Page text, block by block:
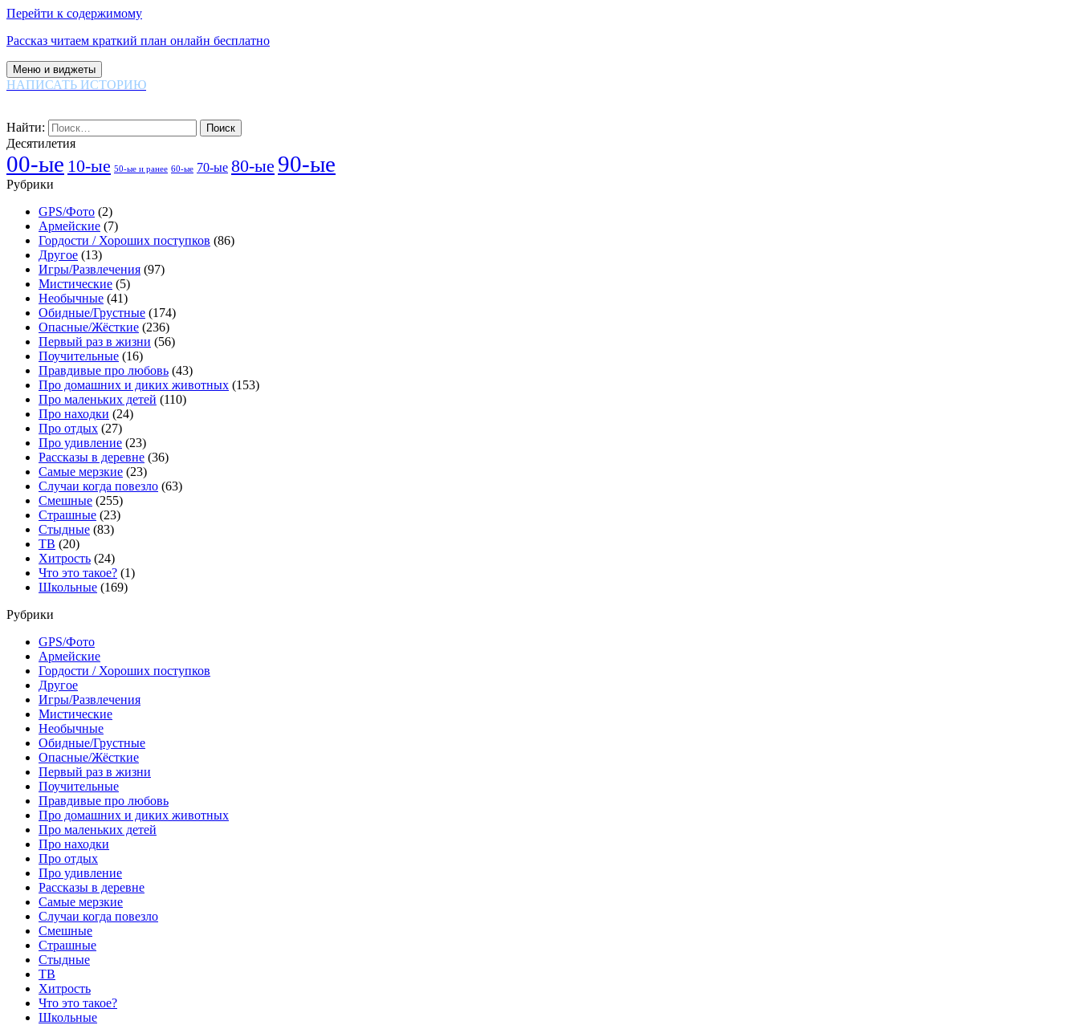
Перейти к содержимому
Рассказ читаем краткий план онлайн бесплатно
Меню и виджеты
НАПИСАТЬ ИСТОРИЮ
Найти:
Десятилетия
00-ые 10-ые 50-ые и ранее 60-ые 70-ые 80-ые 90-ые
Рубрики
GPS/Фото (2)
Армейские (7)
Гордости / Хороших поступков (86)
Другое (13)
Игры/Развлечения (97)
Мистические (5)
Необычные (41)
Обидные/Грустные (174)
Опасные/Жёсткие (236)
Первый раз в жизни (56)
Поучительные (16)
Правдивые про любовь (43)
Про домашних и диких животных (153)
Про маленьких детей (110)
Про находки (24)
Про отдых (27)
Про удивление (23)
Рассказы в деревне (36)
Самые мерзкие (23)
Случаи когда повезло (63)
Смешные (255)
Страшные (23)
Стыдные (83)
ТВ (20)
Хитрость (24)
Что это такое? (1)
Школьные (169)
Рубрики
GPS/Фото
Армейские
Гордости / Хороших поступков
Другое
Игры/Развлечения
Мистические
Необычные
Обидные/Грустные
Опасные/Жёсткие
Первый раз в жизни
Поучительные
Правдивые про любовь
Про домашних и диких животных
Про маленьких детей
Про находки
Про отдых
Про удивление
Рассказы в деревне
Самые мерзкие
Случаи когда повезло
Смешные
Страшные
Стыдные
ТВ
Хитрость
Что это такое?
Школьные